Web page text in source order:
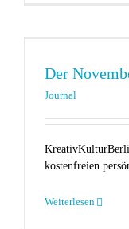
Der
Journal
kostenfreien
Weiterlesen